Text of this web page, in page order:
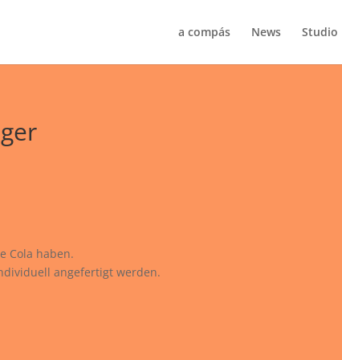
a compás News Studio
Cola haben.
angefertigt werden.